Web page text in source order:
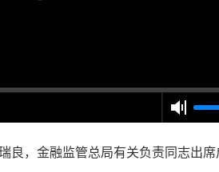
，金融监管总局有关负责同志出席